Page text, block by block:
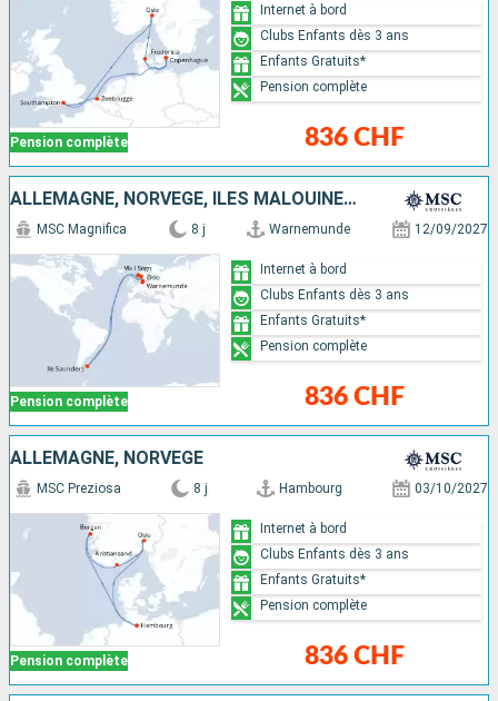
Pension complète 836 CHF
Internet à bord
Clubs Enfants dès 3 ans
Enfants Gratuits*
Pension complète
ALLEMAGNE, NORVÈGE, ÎLES MALOUINES, DANEMARK
Pension complète
MSC Magnifica 8 j Warnemunde 12/09/2027
836 CHF
Internet à bord
Clubs Enfants dès 3 ans
Enfants Gratuits*
Pension complète
ALLEMAGNE, NORVÈGE
Pension complète
MSC Preziosa 8 j Hambourg 03/10/2027
836 CHF
Internet à bord
Clubs Enfants dès 3 ans
Enfants Gratuits*
Pension complète